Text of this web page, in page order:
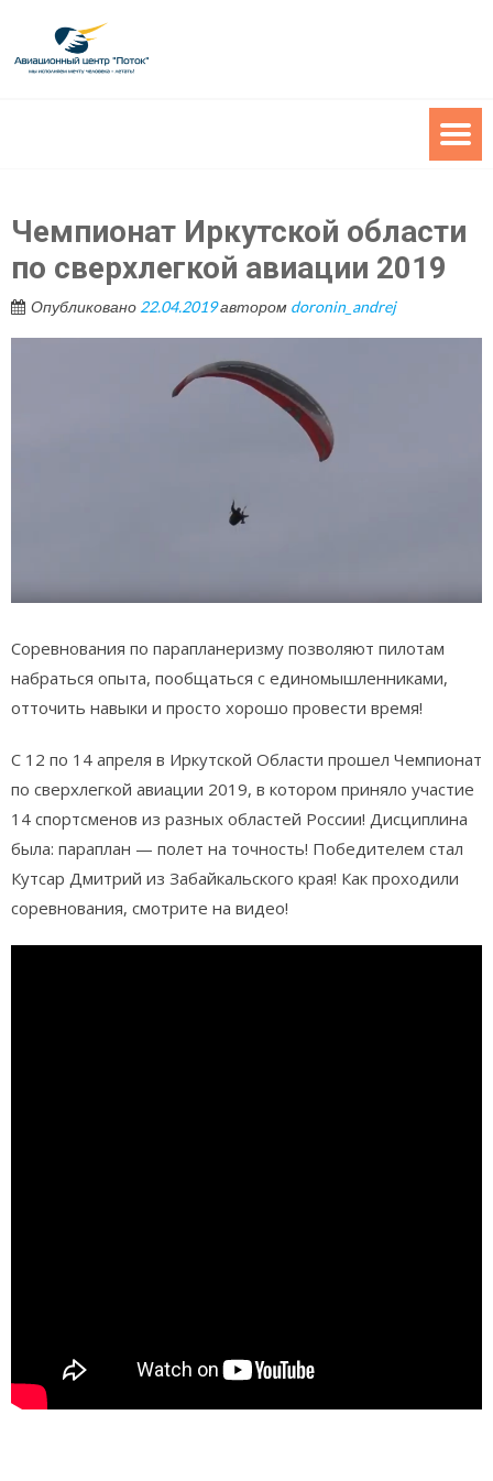
Чемпионат Иркутской области
по сверхлегкой авиации 2019
Опубликовано 22.04.2019автором doronin_andrej
Соревнования по парапланеризму позволяют пилотам
набраться опыта, пообщаться с единомышленниками,
отточить навыки и просто хорошо провести время!
С 12 по 14 апреля в Иркутской Области прошел Чемпионат
по сверхлегкой авиации 2019, в котором приняло участие
14 спортсменов из разных областей России! Дисциплина
была: параплан — полет на точность! Победителем стал
Кутсар Дмитрий из Забайкальского края! Как проходили
соревнования, смотрите на видео!